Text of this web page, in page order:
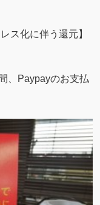
ス化に伴う還元】
、Paypayのお支払